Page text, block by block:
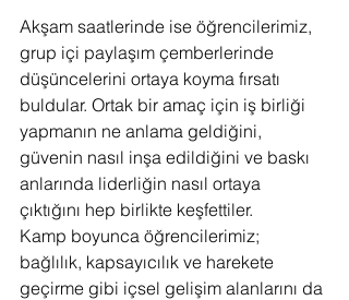
Akşam saatlerinde ise öğrencilerimiz,
grup içi paylaşım çemberlerinde
düşüncelerini ortaya koyma fırsatı
buldular. Ortak bir amaç için iş birliği
yapmanın ne anlama geldiğini,
güvenin nasıl inşa edildiğini ve baskı
anlarında liderliğin nasıl ortaya
çıktığını hep birlikte keşfettiler.
Kamp boyunca öğrencilerimiz;
bağlılık, kapsayıcılık ve harekete
geçirme gibi içsel gelişim alanlarını da